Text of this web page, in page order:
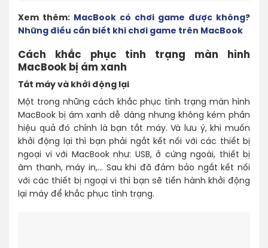
Xem thêm: MacBook có chơi game được không?
Những điều cần biết khi chơi game trên MacBook
Cách khắc phục tình trạng màn hình
MacBook bị ám xanh
Tắt máy và khởi động lại
Một trong những cách khắc phục tình trạng màn hình
MacBook bị ám xanh dễ dàng nhưng không kém phần
hiệu quả đó chính là bạn tắt máy. Và lưu ý, khi muốn
khởi động lại thì bạn phải ngắt kết nối với các thiết bị
ngoại vi với MacBook như: USB, ở cứng ngoài, thiết bị
âm thanh, máy in,… Sau khi đã đảm bảo ngắt kết nối
với các thiết bị ngoại vi thì bạn sẽ tiến hành khởi động
lại máy để khắc phục tình trạng.